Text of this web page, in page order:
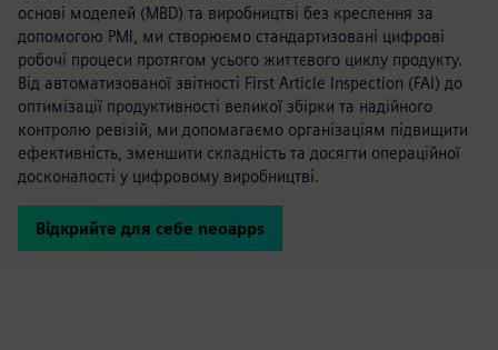
основі моделей (MBD) та виробництві без креслення за
допомогою PMI, ми створюємо стандартизовані цифрові
робочі процеси протягом усього життєвого циклу продукту.
Від автоматизованої звітності First Article Inspection (FAI) до
оптимізації продуктивності великої збірки та надійного
контролю ревізій, ми допомагаємо організаціям підвищити
ефективність, зменшити складність та досягти операційної
досконалості у цифровому виробництві.
Відкрийте для себе neoapps